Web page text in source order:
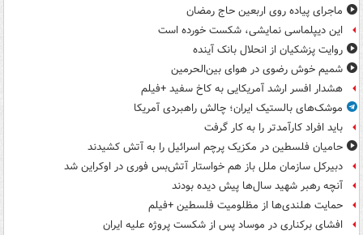
ماجرای پیاده روی اربعین حاج رمضان
این دیپلماسی نمایشی، شکست خورده است
روایت پزشکیان از انحلال بانک آینده
شمیم خوش رضوی در هوای بین‌الحرمین
هشدار افسر ارشد آمریکایی به کاخ سفید +فیلم
موشک‌های بالستیک ایران؛ چالش راهبردی آمریکا
باید افراد کارآمدتر را به کار گرفت
حامیان فلسطین در مکزیک پرچم اسرائیل را به آتش کشیدند
دبیرکل سازمان ملل باز هم خواستار آتش‌بس فوری در اوکراین شد
آنچه رهبر شهید سال‌ها پیش دیده بودند
حمایت هلندی‌ها از مظلومیت فلسطین +فیلم
افشای برکناری در موساد پس از شکست پروژه علیه ایران